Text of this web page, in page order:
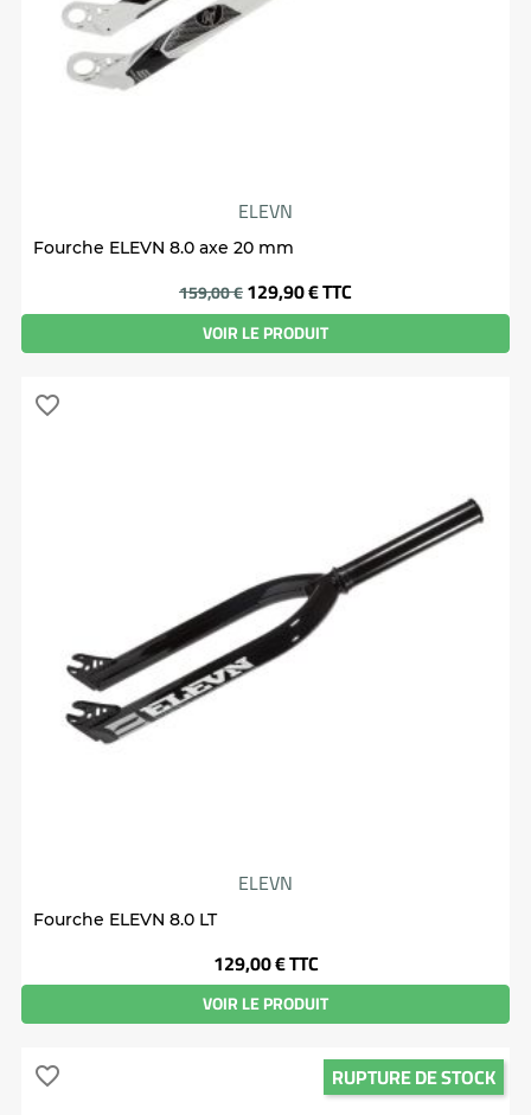
ELEVN
Fourche ELEVN 8.0 axe 20 mm
159,00 €Prix
129,90 €TTC
VOIR LE PRODUIT
ELEVN
Fourche ELEVN 8.0 LT
Prix
129,00 €TTC
VOIR LE PRODUIT
favorite_border
RUPTURE DE STOCK
favorite_border